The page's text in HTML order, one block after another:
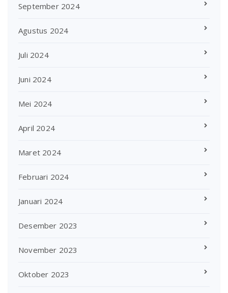
September 2024
Agustus 2024
Juli 2024
Juni 2024
Mei 2024
April 2024
Maret 2024
Februari 2024
Januari 2024
Desember 2023
November 2023
Oktober 2023